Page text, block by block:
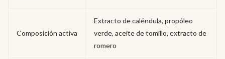
Composición activa
Extracto de caléndula, propóleo
verde, aceite de tomillo, extracto de
romero